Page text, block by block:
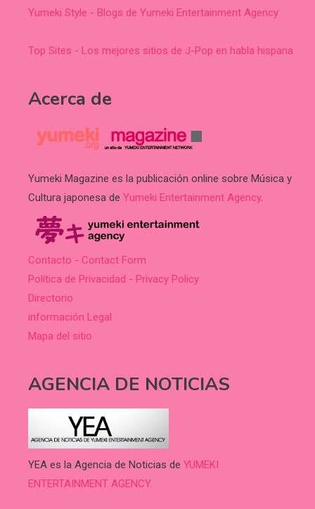
Yumeki Style - Blogs de Yumeki Entertainment Agency
Top Sites - Los mejores sitios de J-Pop en habla hispana
Acerca de
Yumeki Magazine es la publicación online sobre Música y
Cultura japonesa de Yumeki Entertainment Agency.
Contacto - Contact Form
Política de Privacidad - Privacy Policy
Directorio
información Legal
Mapa del sitio
AGENCIA DE NOTICIAS
YEA es la Agencia de Noticias de YUMEKI
ENTERTAINMENT AGENCY.